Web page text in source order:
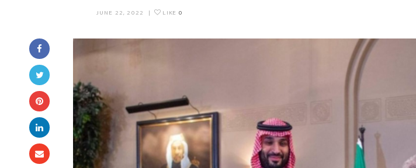
JUNE 22, 2022 | LIKE 0